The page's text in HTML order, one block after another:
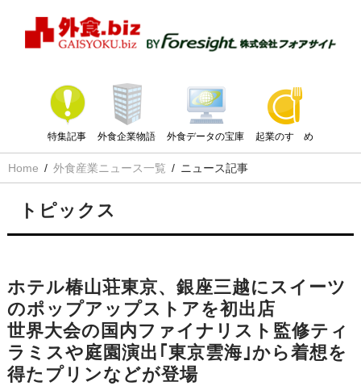
特集記事 外食企業物語 外食データの宝庫 起業のすゝめ
Home 外食産業ニュース一覧 ニュース記事
トピックス
ホテル椿山荘東京、銀座三越にスイーツ
のポップアップストアを初出店
世界大会の国内ファイナリスト監修ティ
ラミスや庭園演出｢東京雲海｣から着想を
得たプリンなどが登場